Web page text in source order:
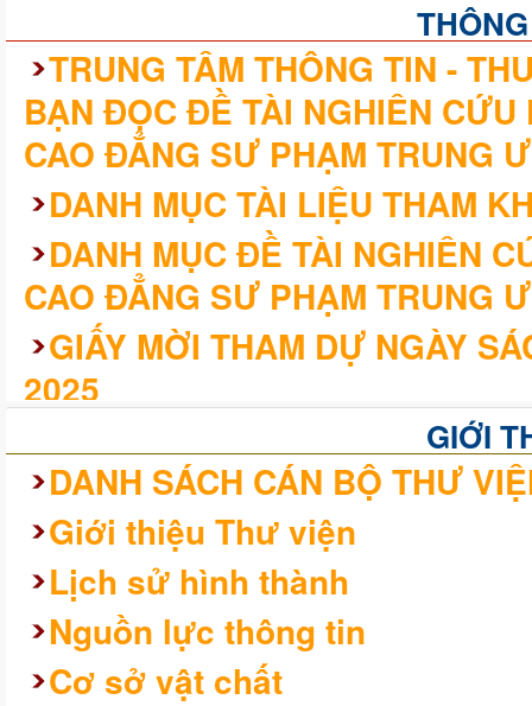
TRUNG TÂM THÔNG TIN -
BẠN ĐỌC ĐỀ TÀI NGHIÊN
CAO ĐẲNG SƯ PHẠM TRUNG
DANH MỤC TÀI LIỆU THAM
DANH MỤC ĐỀ TÀI NGHIÊN
CAO ĐẲNG SƯ PHẠM TRUNG
GIẤY MỜI THAM DỰ NGÀY
2025
KHÓA LUẬN/CHUYÊN ĐỀ
CAO ĐẲNG SƯ PHẠM TRUNG
QUY KHÓA 2021 – 2024
GIỚI
DANH SÁCH CÁN BỘ THƯ
Giới thiệu Thư viện
Lịch sử hình thành
Nguồn lực thông tin
Cơ sở vật chất